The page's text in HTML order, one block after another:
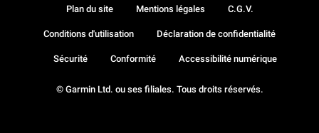
© Garmin Ltd. ou ses filiales. Tous droits réservés.
Plan du site Mentions légales C.G.V.
Conditions d'utilisation Déclaration de confidentialité
Sécurité Conformité Accessibilité numérique